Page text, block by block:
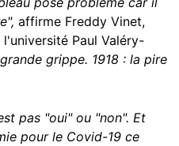
affirme Freddy Vinet,
Paul Valéry-
grippe. 1918 : la pire
pas "oui" ou "non". Et
pour le Covid-19 ce